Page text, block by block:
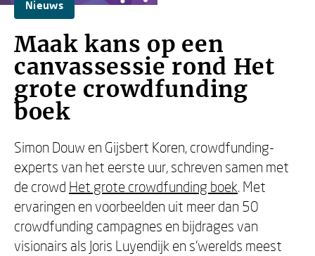
Nieuws
Maak kans op een
canvassessie rond Het
grote crowdfunding
boek
Simon Douw en Gijsbert Koren, crowdfunding-
experts van het eerste uur, schreven samen met
de crowd Het grote crowdfunding boek. Met
ervaringen en voorbeelden uit meer dan 50
crowdfunding campagnes en bijdrages van
visionairs als Joris Luyendijk en s'werelds meest